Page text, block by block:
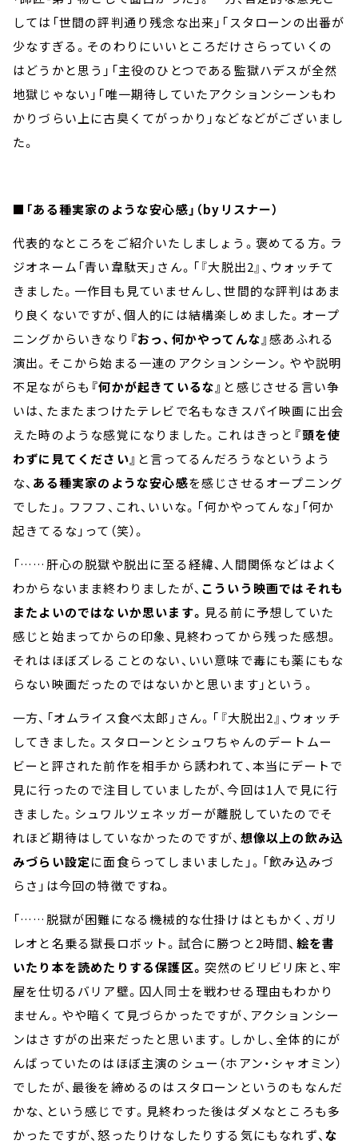
しては「世間の評判通り残念な出来」「スタローンの出番が
少なすぎる。そのわりにいいところだけさらっていくの
はどうかと思う」「主役のひとつである監獄ハデスが全然
地獄じゃない」「唯一期待していたアクションシーンもわ
かりづらい上に古臭くてがっかり」などなどがございまし
た。
■「ある種実家のような安心感」（byリスナー）
代表的なところをご紹介いたしましょう。褒めてる方。ラ
ジオネーム「青い韋駄天」さん。「『大脱出2』、ウォッチて
きました。一作目も見ていませんし、世間的な評判はあま
り良くないですが、個人的には結構楽しめました。オープ
ニングからいきなり 『おっ、何かやってんな』感あふれる
演出。そこから始まる一連のアクションシーン。やや説明
不足ながらも 『何かが起きているな』 と感じさせる言い争
いは、たまたまつけたテレビで名もなきスパイ映画に出会
えた時のような感覚になりました。これはきっと 『頭を使
わずに見てください』 と言ってるんだろうなというよう
な、 ある種実家のような安心感を感じさせるオープニング
でした」。フフフ、これ、いいな。「何かやってんな」「何か
起きてるな」って（笑）。
「……肝心の脱獄や脱出に至る経緯、人間関係などはよく
わからないまま終わりましたが、 こういう映画ではそれも
またよいのではないか思います。 見る前に予想していた
感じと始まってからの印象、見終わってから残った感想。
それはほぼズレることのない、いい意味で毒にも薬にもな
らない映画だったのではないかと思います」という。
一方、「オムライス食べ太郎」さん。「『大脱出2』、ウォッチ
してきました。スタローンとシュワちゃんのデートムー
ビーと評された前作を相手から誘われて、本当にデートで
見に行ったので注目していましたが、今回は1人で見に行
きました。シュワルツェネッガーが離脱していたのでそ
れほど期待はしていなかったのですが、 想像以上の飲み込
みづらい設定に面食らってしまいました」。「飲み込みづ
らさ」は今回の特徴ですね。
「……脱獄が困難になる機械的な仕掛けはともかく、ガリ
レオと名乗る獄長ロボット。試合に勝つと2時間、 絵を書
いたり本を読めたりする保護区。 突然のビリビリ床と、牢
屋を仕切るバリア壁。囚人同士を戦わせる理由もわかり
ません。やや暗くて見づらかったですが、アクションシー
ンはさすがの出来だったと思います。しかし、全体的にが
んばっていたのはほぼ主演のシュー（ホアン・シャオミン）
でしたが、最後を締めるのはスタローンというのもなんだ
かな、という感じです。見終わった後はダメなところも多
かったですが、怒ったりけなしたりする気にもなれず、 な